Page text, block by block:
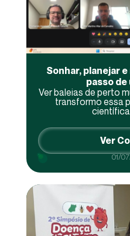
Sonhar, planejar
passo de
Ver baleias de perto
transformo essa
Ver
01/